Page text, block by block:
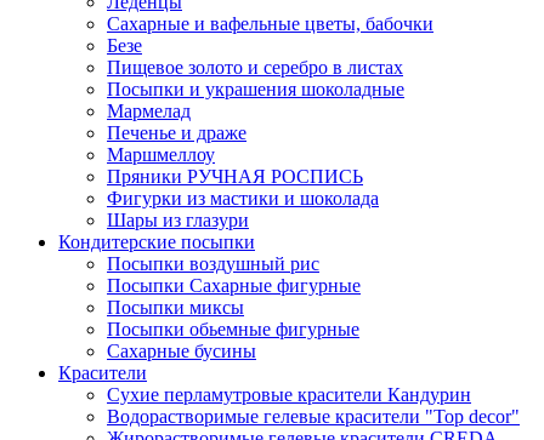
Сахарные и вафельные цветы, бабочки
Безе
Пищевое золото и серебро в листах
Посыпки и украшения шоколадные
Мармелад
Печенье и драже
Маршмеллоу
Пряники РУЧНАЯ РОСПИСЬ
Фигурки из мастики и шоколада
Шары из глазури
Кондитерские посыпки
Посыпки воздушный рис
Посыпки Сахарные фигурные
Посыпки миксы
Посыпки обьемные фигурные
Сахарные бусины
Красители
Сухие перламутровые красители Кандурин
Водорастворимые гелевые красители "Top decor"